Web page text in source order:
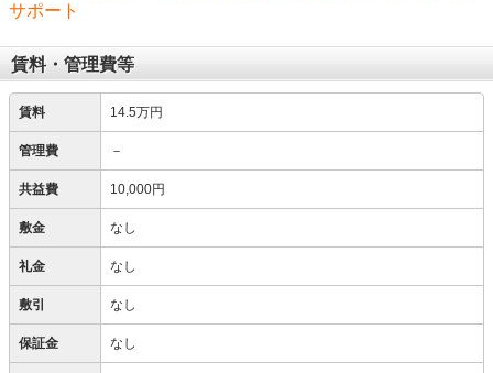
サポート
賃料・管理費等
賃料 14.5万円
管理費 －
共益費 10,000円
敷金 なし
礼金 なし
敷引 なし
保証金 なし